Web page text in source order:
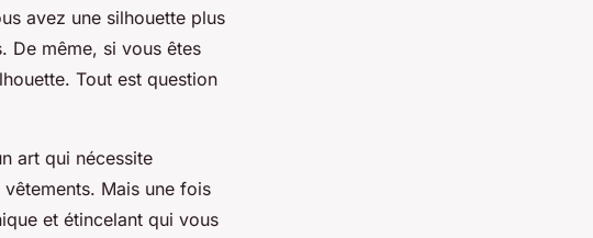
avez une silhouette plus
De même, si vous êtes
Tout est question
art qui nécessite
Mais une fois
et étincelant qui vous